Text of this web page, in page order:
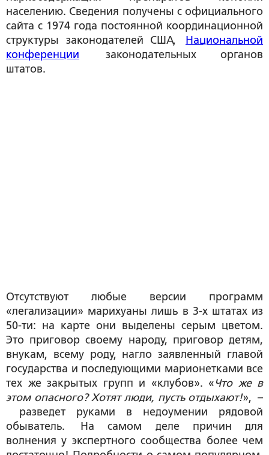
населению. Сведения получены с официального
сайта с 1974 года постоянной координационной
структуры законодателей США,
Национальной
конференции законодательных органов
штатов.
Отсутствуют любые версии программ
«легализации» марихуаны лишь в 3-х штатах из
50-ти: на карте они выделены серым цветом.
Это приговор своему народу, приговор детям,
внукам, всему роду, нагло заявленный главой
государства и последующими марионетками все
тех же закрытых групп и «клубов». « Что же в
этом опасного? Хотят люди, пусть отдыхают!», –
разведет руками в недоумении рядовой
обыватель. На самом деле причин для
волнения у экспертного сообщества более чем